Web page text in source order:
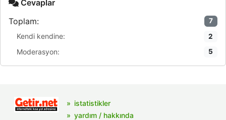
Cevaplar
Toplam:
7
Kendi kendine: 2
Moderasyon: 5
istatistikler
yardım / hakkında